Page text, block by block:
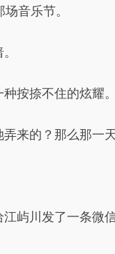
音乐节。
按捺不住的炫耀。
来的？那么那一
屿川发了一条微